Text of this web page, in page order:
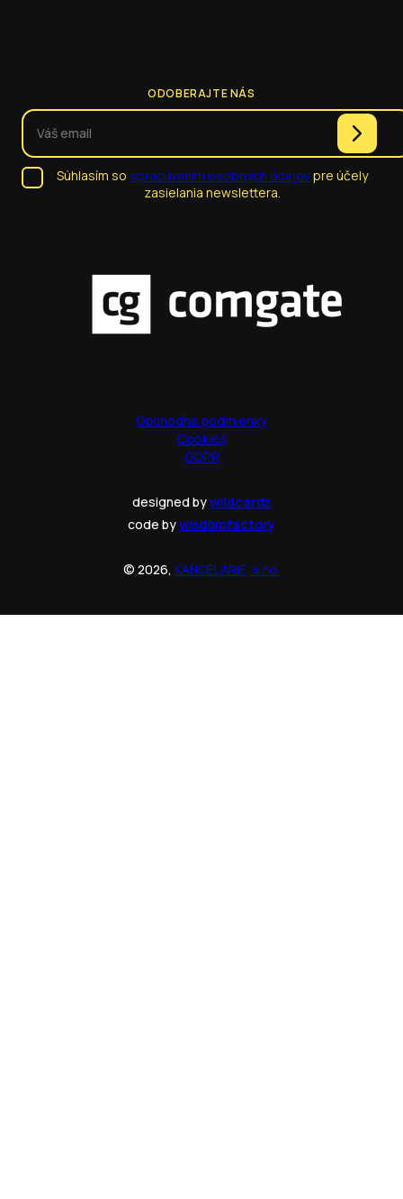
ODOBERAJTE NÁS
Súhlasím so spracúvaním osobných údajovpre účely
zasielania newslettera.
Obchodné podmienky
Cookies
GDPR
designed bywildcards
code bywisdomfactory
© 2026, KANCELARIE, s.r.o.